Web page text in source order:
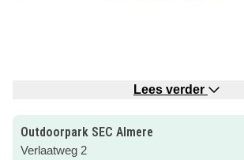
Veel afwisselende activiteiten,
vooral een heleboel plezier tijdens de
Lees verder
Outdoorpark SEC Almere
Verlaatweg 2